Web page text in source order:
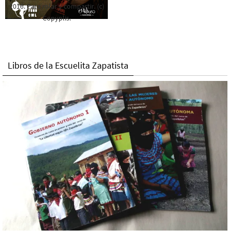
2016. Para rolar y compartir. (c)
Copyplis.
Libros de la Escuelita Zapatista